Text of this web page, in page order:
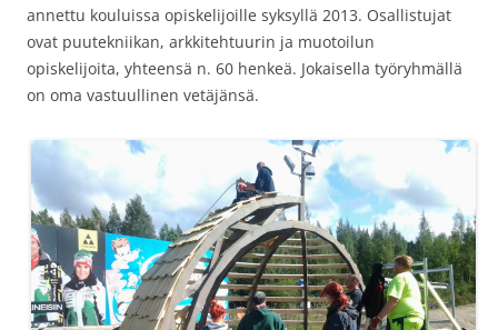
annettu kouluissa opiskelijoille syksyllä 2013. Osallistujat
ovat puutekniikan, arkkitehtuurin ja muotoilun
opiskelijoita, yhteensä n. 60 henkeä. Jokaisella työryhmällä
on oma vastuullinen vetäjänsä.